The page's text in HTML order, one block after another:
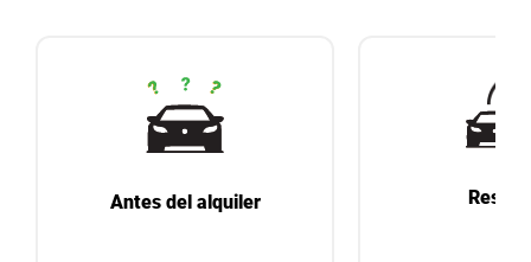
Antes del alquiler